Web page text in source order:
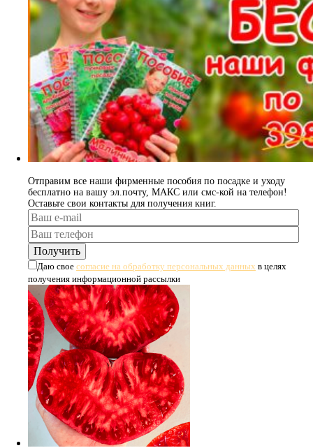
Отправим все наши фирменные пособия по посадке и уходу
бесплатно на вашу эл.почту, МАКС или смс-кой на телефон!
Оставьте свои контакты для получения книг.
Даю свое согласие на обработку персональных данных в целях
получения информационной рассылки